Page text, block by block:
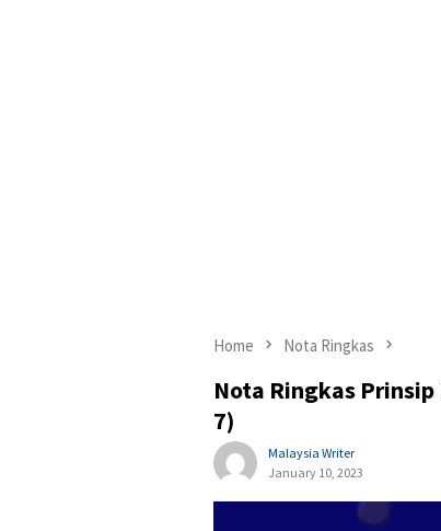
Home Nota Ringkas
Nota Ringkas
7)
Malaysia Writer
January 10, 2023